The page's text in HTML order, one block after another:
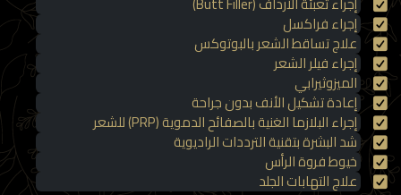
إجراء فراكسل
علاج تساقط الشعر بالبوتوكس
إجراء فيلر الشعر
الميزوثيرابي
إعادة تشكيل الأنف بدون جراحة
إجراء البلازما الغنية بالصفائح الدموية (PRP) للشعر
شد البشرة بتقنية الترددات الراديوية
خيوط فروة الرأس
علاج التهابات الجلد